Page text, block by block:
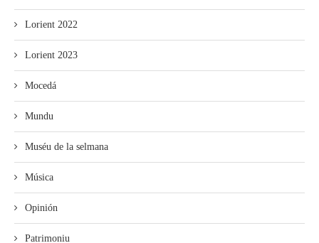
Lorient 2022
Lorient 2023
Mocedá
Mundu
Muséu de la selmana
Música
Opinión
Patrimoniu